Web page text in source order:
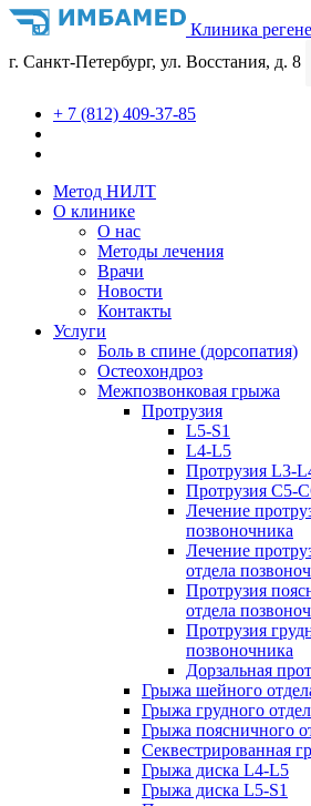
Клиника
г. Санкт-Петербург, ул. Восстания, д. 8
+ 7 (812) 409-37-85
Метод НИЛТ
О клинике
О нас
Методы лечения
Врачи
Новости
Контакты
Услуги
Боль в спине (дорсопатия)
Остеохондроз
Межпозвонковая грыжа
Протрузия
L5-S1
L4-L5
Протрузия L3-
Протрузия С5-
Лечение
позвоночника
Лечение
отдела
Протрузия
отдела
Протрузия
позвоночника
Дорзальная
Грыжа шейного
Грыжа грудного
Грыжа поясничного
Секвестрированная
Грыжа диска L4-L5
Грыжа диска L5-S1